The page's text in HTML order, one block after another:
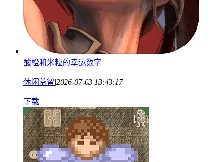
酸橙和米粒的幸运数字
休闲益智|2026-07-03 13:43:17
下载